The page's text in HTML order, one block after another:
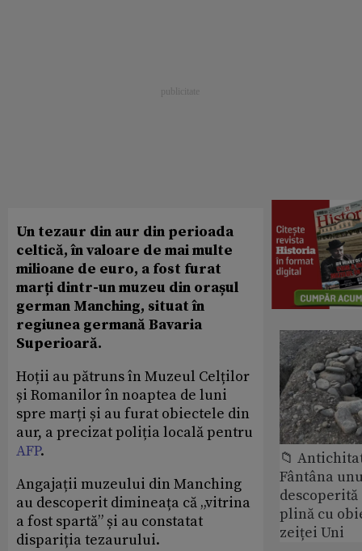
Un tezaur din aur din perioada
celtică, în valoare de mai multe
milioane de euro, a fost furat
marți dintr-un muzeu din orașul
german Manching, situat în
regiunea germană Bavaria
Superioară.
Hoții au pătruns în Muzeul Celților
și Romanilor în noaptea de luni
spre marți și au furat obiectele din
aur, a precizat poliția locală pentru
AFP.
Angajații muzeului din Manching
au descoperit dimineața că „vitrina
a fost spartă” și au constatat
dispariția tezaurului.
📁
Fântâna
plină cu
zeiței Uni